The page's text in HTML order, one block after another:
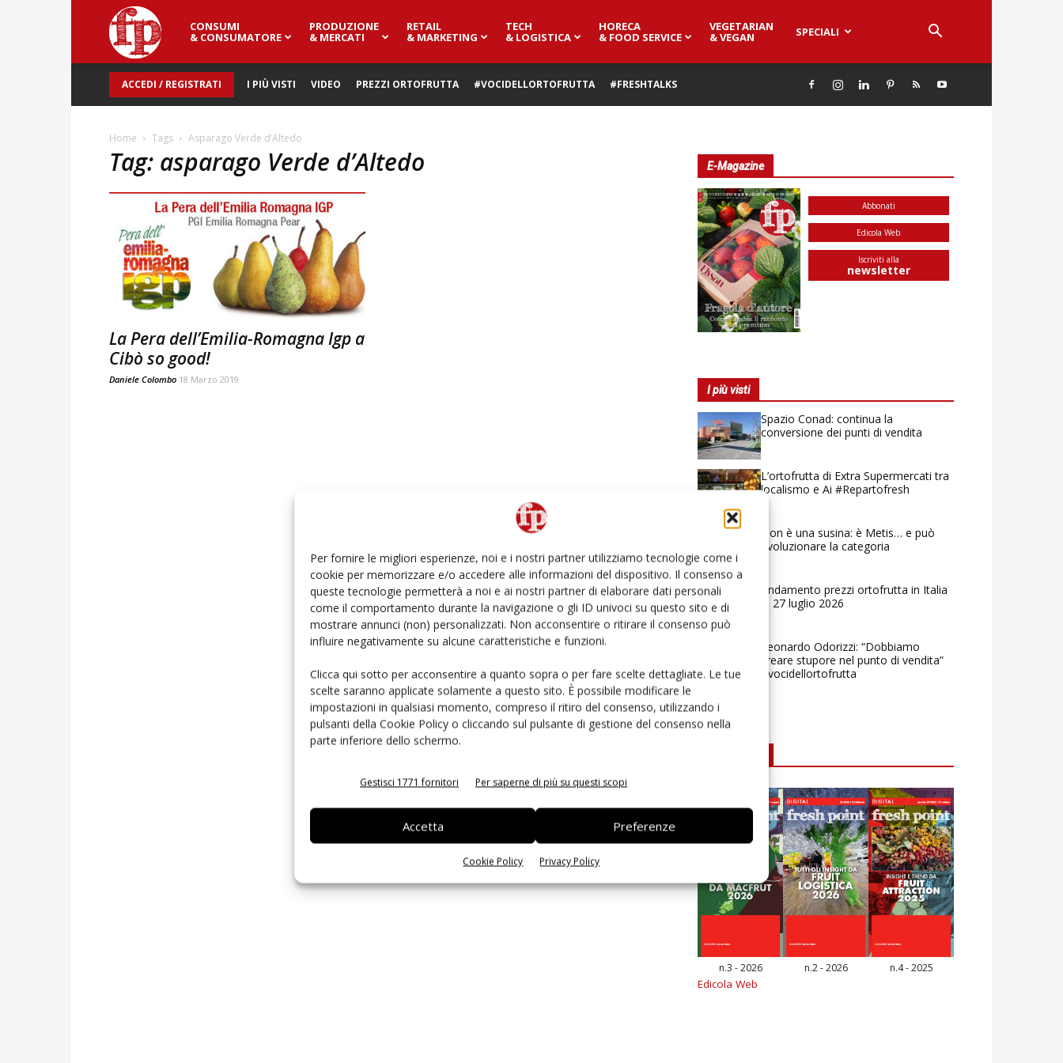
Per fornire le migliori esperienze, noi e i nostri partner utilizziamo tecnologie come i
cookie per memorizzare e/o accedere alle informazioni del dispositivo. Il consenso a
queste tecnologie permetterà a noi e ai nostri partner di elaborare dati personali
come il comportamento durante la navigazione o gli ID univoci su questo sito e di
mostrare annunci (non) personalizzati. Non acconsentire o ritirare il consenso può
influire negativamente su alcune caratteristiche e funzioni.
Clicca qui sotto per acconsentire a quanto sopra o per fare scelte dettagliate. Le tue
scelte saranno applicate solamente a questo sito. È possibile modificare le
impostazioni in qualsiasi momento, compreso il ritiro del consenso, utilizzando i
pulsanti della Cookie Policy o cliccando sul pulsante di gestione del consenso nella
parte inferiore dello schermo.
Gestisci 1771 fornitori Per saperne di più su questi scopi
Accetta Preferenze
Cookie Policy Privacy Policy
Fresh
Point
Magazine
CONSUMI
& CONSUMATORE
PRODUZIONE
& MERCATI
RETAIL
& MARKETING
TECH
& LOGISTICA
HORECA
& FOOD SERVICE
VEGETARIAN
& VEGAN SPECIALI
ACCEDI / REGISTRATI I PIÙ VISTI VIDEO PREZZI ORTOFRUTTA #VOCIDELLORTOFRUTTA #FRESHTALKS
Home Tags Asparago Verde d’Altedo
Tag: asparago Verde d’Altedo
La Pera dell’Emilia-Romagna Igp a
Cibò so good!
Daniele Colombo 18 Marzo 2019
E-Magazine
Abbonati
Edicola Web
Iscriviti alla
newsletter
I più visti
Spazio Conad: continua la
conversione dei punti di vendita
L’ortofrutta di Extra Supermercati tra
localismo e Ai #Repartofresh
Non è una susina: è Metis… e può
rivoluzionare la categoria
Andamento prezzi ortofrutta in Italia
al 27 luglio 2026
Leonardo Odorizzi: “Dobbiamo
creare stupore nel punto di vendita”
#vocidellortofrutta
n.3 - 2026 n.2 - 2026 n.4 - 2025
Edicola Web